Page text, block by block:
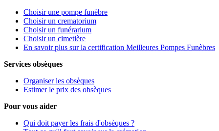
Choisir une pompe funèbre
Choisir un crematorium
Choisir un funérarium
Choisir un cimetière
En savoir plus sur la certification Meilleures Pompes Funèbres
Services obsèques
Organiser les obsèques
Estimer le prix des obsèques
Pour vous aider
Qui doit payer les frais d'obsèques ?